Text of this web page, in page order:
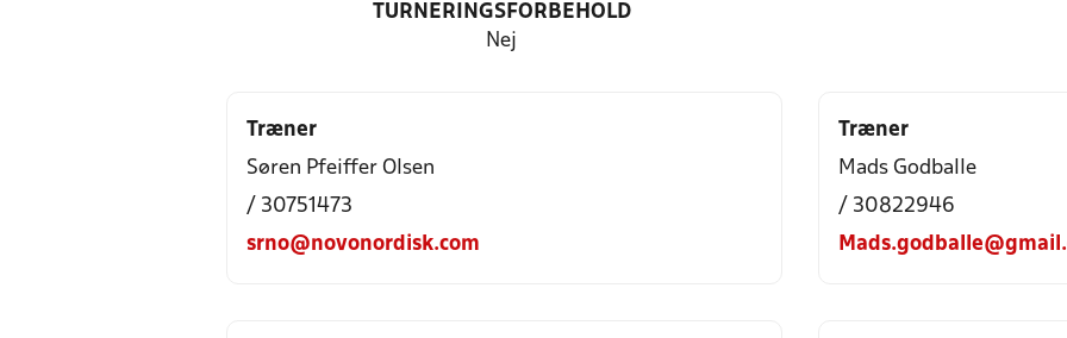
TURNERINGSFORBEHOLD
Nej
Træner
Søren Pfeiffer Olsen
/ 30751473
srno@novonordisk.com
Træner
Mads Godballe
/ 30822946